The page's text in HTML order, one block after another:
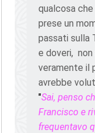
qualcosa
prese un
passati sulla
e doveri,
veramente il
avrebbe
"Sai, penso
Francisco e
frequentavo